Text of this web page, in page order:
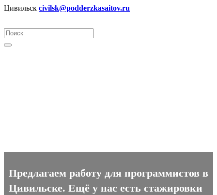
Цивильск civilsk@podderzkasaitov.ru
Предлагаем работу для программистов в
Цивильске. Ещё у нас есть стажировки